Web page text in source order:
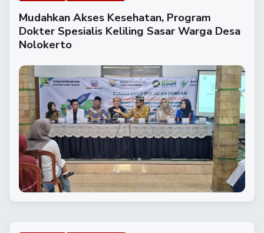
Mudahkan Akses Kesehatan, Program
Dokter Spesialis Keliling Sasar Warga Desa
Nolokerto